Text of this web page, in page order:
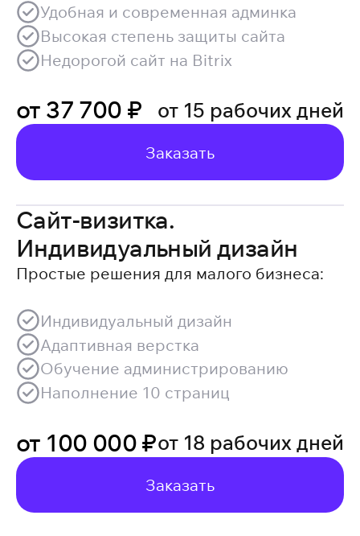
Удобная и современная админка
Высокая степень защиты сайта
Недорогой сайт на Bitrix
от 37 700 ₽ от 15 рабочих дней
Заказать
Сайт-визитка.
Индивидуальный дизайн
Простые решения для малого бизнеса:
Индивидуальный дизайн
Адаптивная верстка
Обучение администрированию
Наполнение 10 страниц
от 100 000 ₽от 18 рабочих дней
Заказать